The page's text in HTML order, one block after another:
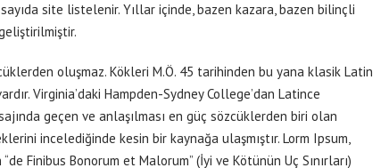
site listelenir. Yıllar içinde, bazen kazara, bazen bilinçli
oluşmaz. Kökleri M.Ö. 45 tarihinden bu yana klasik Latin
Virginia’daki Hampden-Sydney College’dan Latince
geçen ve anlaşılması en güç sözcüklerden biri olan
incelediğinde kesin bir kaynağa ulaşmıştır. Lorm Ipsum,
Finibus Bonorum et Malorum” (İyi ve Kötünün Uç Sınırları)